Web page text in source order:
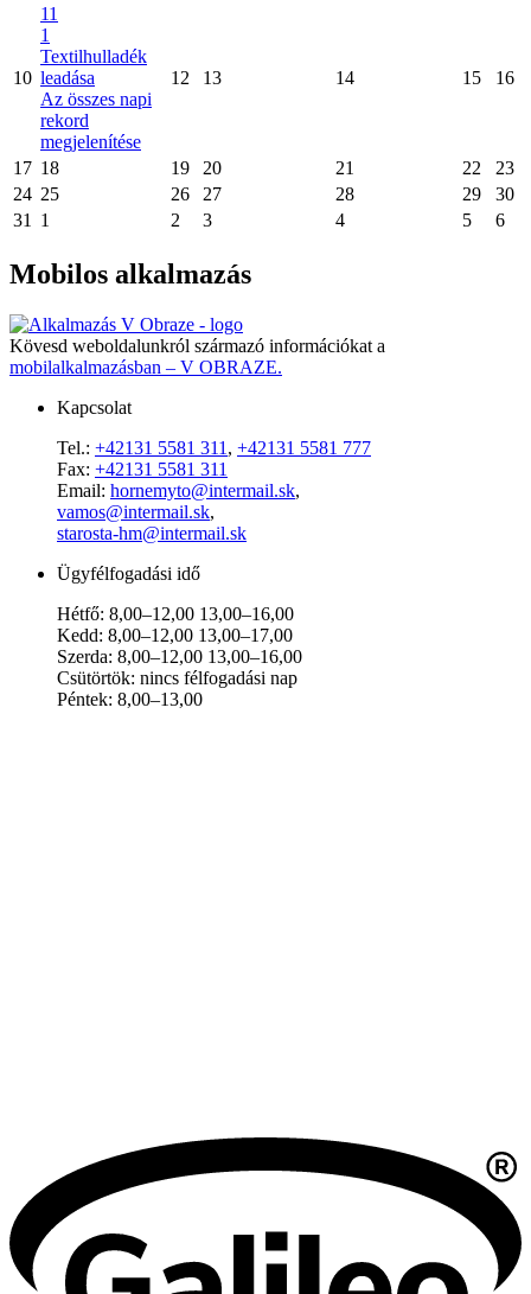
10
11
1
Textilhulladék
leadása
Az összes napi
rekord
megjelenítése
12 13 14 15 16
17 18 19 20 21 22
23
24 25 26 27 28 29
30
31
1 2 3 4 5 6
Mobilos alkalmazás
Kövesd weboldalunkról származó információkat a
mobilalkalmazásban – V OBRAZE.
Kapcsolat
Tel.: +42131 5581 311 , +42131 5581 777
Fax: +42131 5581 311
Email: hornemyto@intermail.sk,
vamos@intermail.sk,
starosta-hm@intermail.sk
Ügyfélfogadási idő
Hétfő: 8,00–12,00 13,00–16,00
Kedd: 8,00–12,00 13,00–17,00
Szerda: 8,00–12,00 13,00–16,00
Csütörtök: nincs félfogadási nap
Péntek: 8,00–13,00